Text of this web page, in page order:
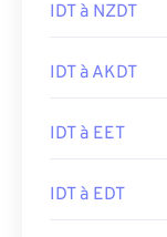
IDT à NZDT
IDT à AKDT
IDT à EET
IDT à EDT